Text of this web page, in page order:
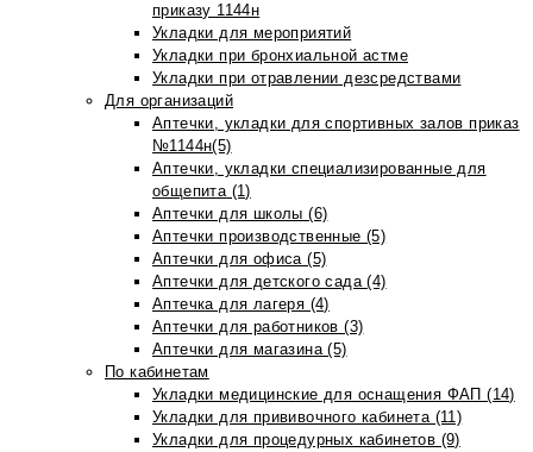
приказу 1144н
Укладки для мероприятий
Укладки при бронхиальной астме
Укладки при отравлении дезсредствами
Для организаций
Аптечки, укладки для спортивных залов приказ
№1144н(5)
Аптечки, укладки специализированные для
общепита (1)
Аптечки для школы (6)
Аптечки производственные (5)
Аптечки для офиса (5)
Аптечки для детского сада (4)
Аптечка для лагеря (4)
Аптечки для работников (3)
Аптечки для магазина (5)
По кабинетам
Укладки медицинские для оснащения ФАП (14)
Укладки для прививочного кабинета (11)
Укладки для процедурных кабинетов (9)